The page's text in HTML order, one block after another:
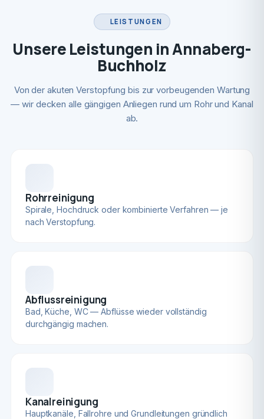
LEISTUNGEN
Unsere Leistungen in Annaberg-
Buchholz
Von der akuten Verstopfung bis zur vorbeugenden Wartung
— wir decken alle gängigen Anliegen rund um Rohr und Kanal
ab.
Rohrreinigung
Spirale, Hochdruck oder kombinierte Verfahren — je
nach Verstopfung.
Abflussreinigung
Bad, Küche, WC — Abflüsse wieder vollständig
durchgängig machen.
Kanalreinigung
Hauptkanäle, Fallrohre und Grundleitungen gründlich